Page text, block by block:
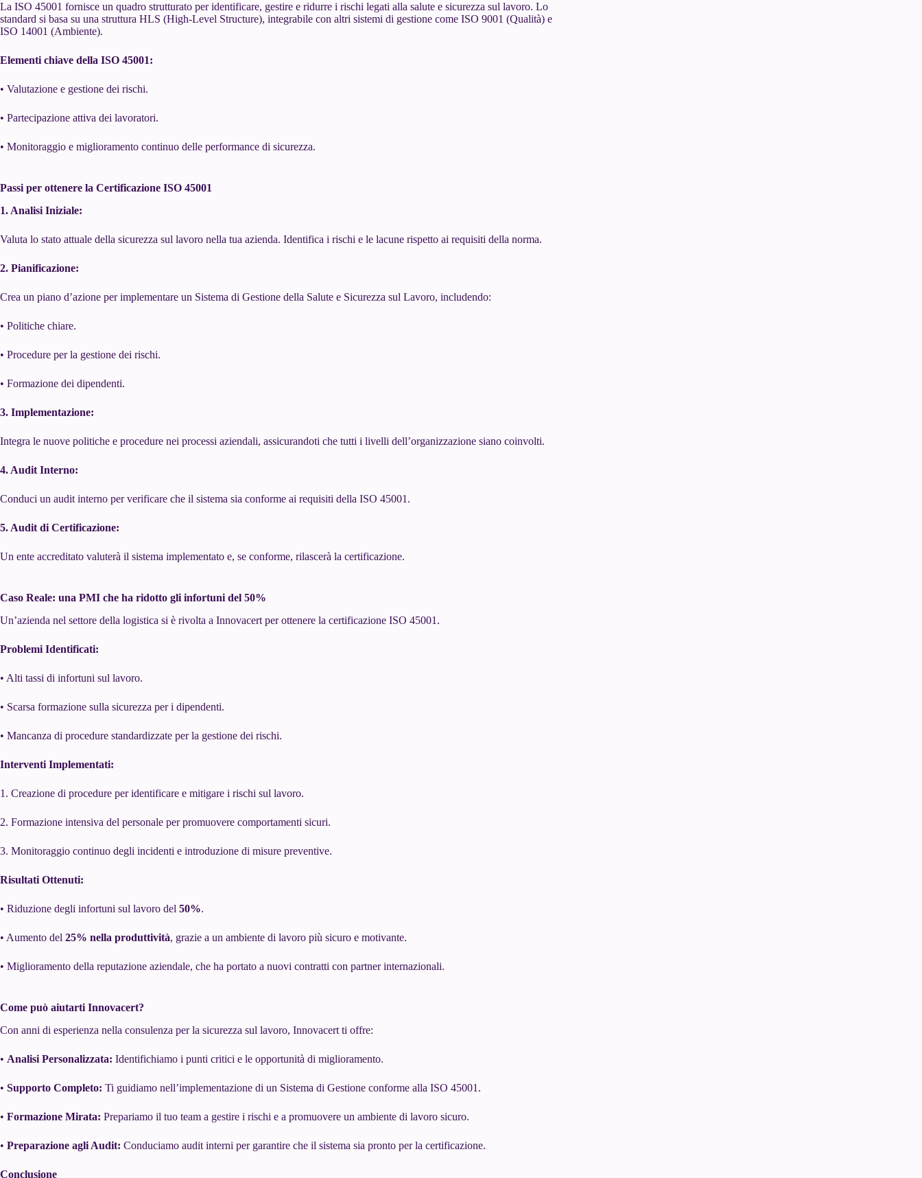
La ISO 45001 fornisce un quadro strutturato per identificare, gestire e ridurre i rischi legati alla salute e sicurezza sul lavoro. Lo
standard si basa su una struttura HLS (High-Level Structure), integrabile con altri sistemi di gestione come ISO 9001 (Qualità) e
ISO 14001 (Ambiente).
Elementi chiave della ISO 45001:
• Valutazione e gestione dei rischi.
• Partecipazione attiva dei lavoratori.
• Monitoraggio e miglioramento continuo delle performance di sicurezza.
Passi per ottenere la Certificazione ISO 45001
1. Analisi Iniziale:
Valuta lo stato attuale della sicurezza sul lavoro nella tua azienda. Identifica i rischi e le lacune rispetto ai requisiti della norma.
2. Pianificazione:
Crea un piano d’azione per implementare un Sistema di Gestione della Salute e Sicurezza sul Lavoro, includendo:
• Politiche chiare.
• Procedure per la gestione dei rischi.
• Formazione dei dipendenti.
3. Implementazione:
Integra le nuove politiche e procedure nei processi aziendali, assicurandoti che tutti i livelli dell’organizzazione siano coinvolti.
4. Audit Interno:
Conduci un audit interno per verificare che il sistema sia conforme ai requisiti della ISO 45001.
5. Audit di Certificazione:
Un ente accreditato valuterà il sistema implementato e, se conforme, rilascerà la certificazione.
Caso Reale: una PMI che ha ridotto gli infortuni del 50%
Un’azienda nel settore della logistica si è rivolta a Innovacert per ottenere la certificazione ISO 45001.
Problemi Identificati:
• Alti tassi di infortuni sul lavoro.
• Scarsa formazione sulla sicurezza per i dipendenti.
• Mancanza di procedure standardizzate per la gestione dei rischi.
Interventi Implementati:
1. Creazione di procedure per identificare e mitigare i rischi sul lavoro.
2. Formazione intensiva del personale per promuovere comportamenti sicuri.
3. Monitoraggio continuo degli incidenti e introduzione di misure preventive.
Risultati Ottenuti:
• Riduzione degli infortuni sul lavoro del 50%.
• Aumento del 25% nella produttività, grazie a un ambiente di lavoro più sicuro e motivante.
• Miglioramento della reputazione aziendale, che ha portato a nuovi contratti con partner internazionali.
Come può aiutarti Innovacert?
Con anni di esperienza nella consulenza per la sicurezza sul lavoro, Innovacert ti offre:
• Analisi Personalizzata: Identifichiamo i punti critici e le opportunità di miglioramento.
• Supporto Completo: Ti guidiamo nell’implementazione di un Sistema di Gestione conforme alla ISO 45001.
• Formazione Mirata: Prepariamo il tuo team a gestire i rischi e a promuovere un ambiente di lavoro sicuro.
• Preparazione agli Audit: Conduciamo audit interni per garantire che il sistema sia pronto per la certificazione.
Conclusione